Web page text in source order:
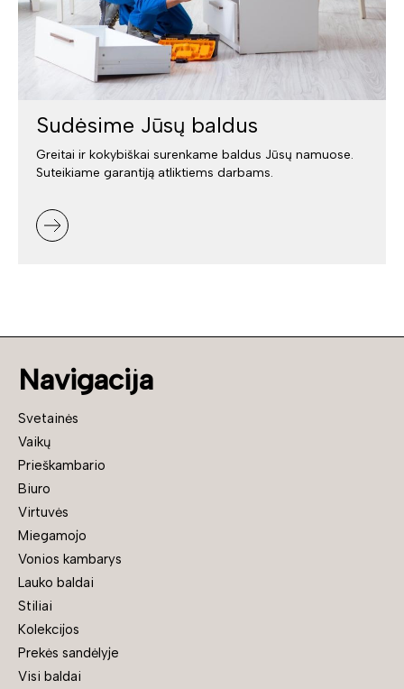
Sudėsime Jūsų baldus
Greitai ir kokybiškai surenkame baldus Jūsų namuose.
Suteikiame garantiją atliktiems darbams.
Navigacija
Svetainės
Vaikų
Prieškambario
Biuro
Virtuvės
Miegamojo
Vonios kambarys
Lauko baldai
Stiliai
Kolekcijos
Prekės sandėlyje
Visi baldai